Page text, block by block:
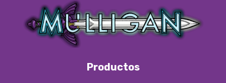
Productos